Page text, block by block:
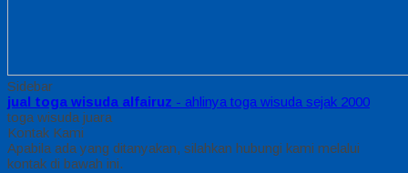
Sidebar
jual toga wisuda alfairuz - ahlinya toga wisuda sejak 2000
toga wisuda juara
Kontak Kami
Apabila ada yang ditanyakan, silahkan hubungi kami melalui
kontak di bawah ini.